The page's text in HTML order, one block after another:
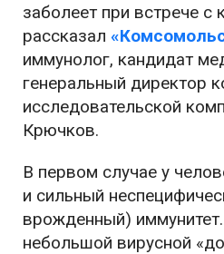
заболеет при встрече с
рассказал
иммунолог, кандидат
генеральный директор
исследовательской
Крючков.
В первом случае у
и сильный
врожденный)
небольшой вирусной